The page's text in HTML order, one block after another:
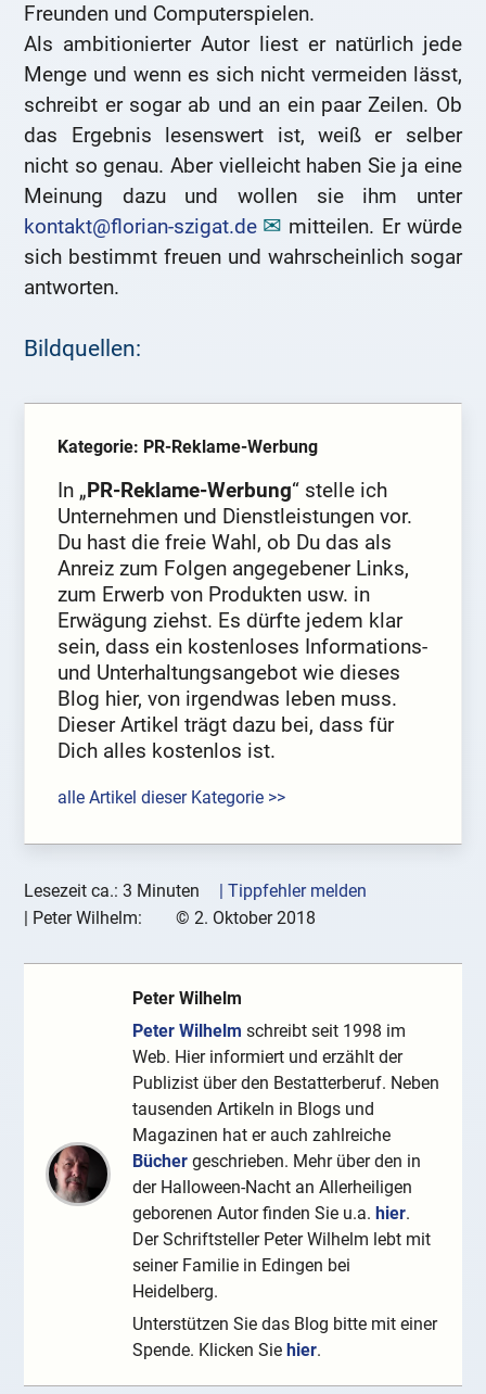
Freunden und Computerspielen.
Als ambitionierter Autor liest er natürlich jede
Menge und wenn es sich nicht vermeiden lässt,
schreibt er sogar ab und an ein paar Zeilen. Ob
das Ergebnis lesenswert ist, weiß er selber
nicht so genau. Aber vielleicht haben Sie ja eine
Meinung dazu und wollen sie ihm unter
kontakt@florian-szigat.de
mitteilen. Er würde
sich bestimmt freuen und wahrscheinlich sogar
antworten.
Bildquellen:
Kategorie: PR-Reklame-Werbung
In „PR-Reklame-Werbung“ stelle ich
Unternehmen und Dienstleistungen vor.
Du hast die freie Wahl, ob Du das als
Anreiz zum Folgen angegebener Links,
zum Erwerb von Produkten usw. in
Erwägung ziehst. Es dürfte jedem klar
sein, dass ein kostenloses Informations-
und Unterhaltungsangebot wie dieses
Blog hier, von irgendwas leben muss.
Dieser Artikel trägt dazu bei, dass für
Dich alles kostenlos ist.
alle Artikel dieser Kategorie >>
Lesezeit ca.: 3 Minuten
| Tippfehler melden
| Peter Wilhelm: © 2. Oktober 2018
Peter Wilhelm
Peter Wilhelm schreibt seit 1998 im
Web. Hier informiert und erzählt der
Publizist über den Bestatterberuf. Neben
tausenden Artikeln in Blogs und
Magazinen hat er auch zahlreiche
Bücher geschrieben. Mehr über den in
der Halloween-Nacht an Allerheiligen
geborenen Autor finden Sie u.a.hier.
Der Schriftsteller Peter Wilhelm lebt mit
seiner Familie in Edingen bei
Heidelberg.
Unterstützen Sie das Blog bitte mit einer
Spende. Klicken Siehier.